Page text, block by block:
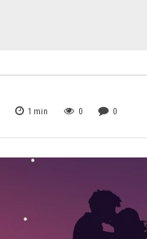
1 min 0 0